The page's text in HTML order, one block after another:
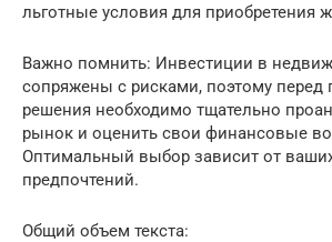
льготные условия для приобретения
Важно помнить: Инвестиции в
сопряжены с рисками, поэтому перед
решения необходимо тщательно
рынок и оценить свои финансовые
Оптимальный выбор зависит от
предпочтений.
Общий объем текста: